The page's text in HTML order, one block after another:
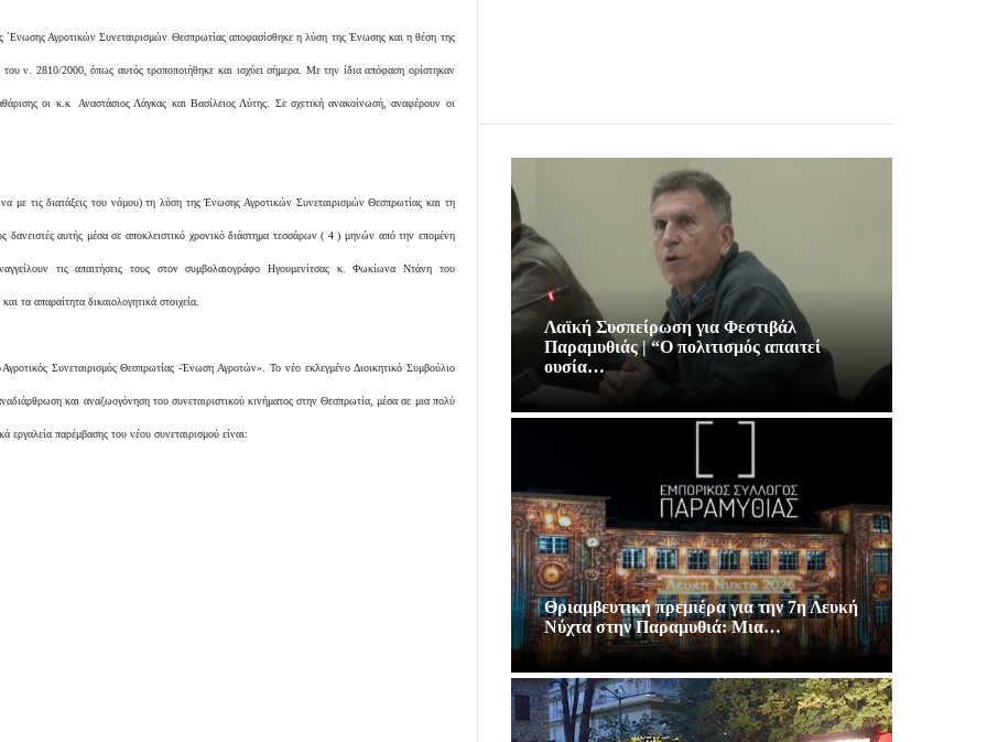
΄Ενωσης Αγροτικών Συνεταιρισμών Θεσπρωτίας αποφασίσθηκε η λύση της Ένωσης και η θέση της
του ν. 2810/2000, όπως αυτός τροποποιήθηκε και ισχύει σήμερα. Με την ίδια απόφαση ορίστηκαν
οι κ.κ Αναστάσιος Λάγκας και Βασίλειος Λύτης. Σε σχετική ανακοίνωσή, αναφέρουν οι
με τις διατάξεις του νόμου) τη λύση της Ένωσης Αγροτικών Συνεταιρισμών Θεσπρωτίας και τη
δανειστές αυτής μέσα σε αποκλειστικό χρονικό διάστημα τεσσάρων ( 4 ) μηνών από την επομένη
τις απαιτήσεις τους στον συμβολαιογράφο Ηγουμενίτσας κ. Φωκίωνα Ντάνη του
τα απαραίτητα δικαιολογητικά στοιχεία.
Συνεταιρισμός Θεσπρωτίας -Ένωση Αγροτών». Το νέο εκλεγμένο Διοικητικό Συμβούλιο
και αναζωογόνηση του συνεταιριστικού κινήματος στην Θεσπρωτία, μέσα σε μια πολύ
εργαλεία παρέμβασης του νέου συνεταιρισμού είναι:
Λαϊκή Συσπείρωση για Φεστιβάλ
Παραμυθιάς | “Ο πολιτισμός απαιτεί
ουσία…
Θριαμβευτική πρεμιέρα για την 7η Λευκή
Νύχτα στην Παραμυθιά: Μια…